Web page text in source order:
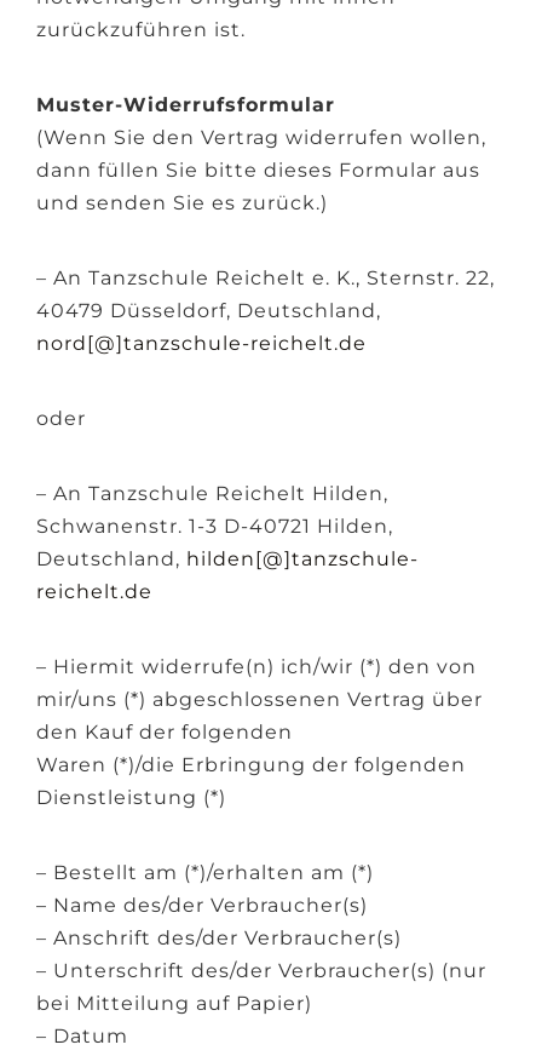
zurückzuführen ist.
Muster-Widerrufsformular
(Wenn Sie den Vertrag widerrufen wollen,
dann füllen Sie bitte dieses Formular aus
und senden Sie es zurück.)
– An Tanzschule Reichelt e. K., Sternstr. 22,
40479 Düsseldorf, Deutschland,
nord[@]tanzschule-reichelt.de
oder
– An Tanzschule Reichelt Hilden,
Schwanenstr. 1-3 D-40721 Hilden,
Deutschland, hilden[@]tanzschule-
reichelt.de
– Hiermit widerrufe(n) ich/wir (*) den von
mir/uns (*) abgeschlossenen Vertrag über
den Kauf der folgenden
Waren (*)/die Erbringung der folgenden
Dienstleistung (*)
– Bestellt am (*)/erhalten am (*)
– Name des/der Verbraucher(s)
– Anschrift des/der Verbraucher(s)
– Unterschrift des/der Verbraucher(s) (nur
bei Mitteilung auf Papier)
– Datum